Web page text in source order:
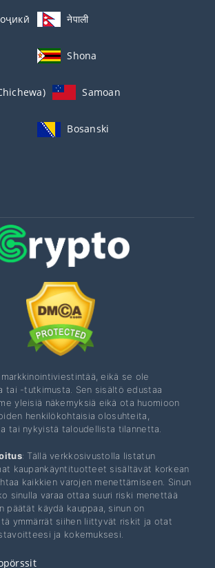
नेपाली
Shona
Samoan
Bosanski
markkinointiviestintää, eikä se ole
tai -tutkimusta. Sen sisältö edustaa
yleisiä näkemyksiä eikä ota huomioon
henkilökohtaisia ​​olosuhteita,
tai nykyistä taloudellista tilannetta.
: Tällä verkkosivustolla listatun
kaupankäyntituotteet sisältävät korkean
kaikkien varojen menettämiseen. Sinun
sinulla varaa ottaa suuri riski menettää
päätät käydä kauppaa, sinun on
ymmärrät siihen liittyvät riskit ja otat
ja kokemuksesi.